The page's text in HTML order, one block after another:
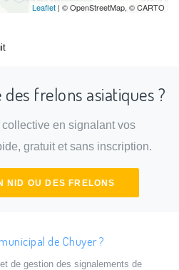
Leaflet | © OpenStreetMap, © CARTO
frelons asiatiques ?
en signalant vos
gratuit et sans inscription.
NID OU DES FRELONS
de Chuyer ?
de gestion des signalements de